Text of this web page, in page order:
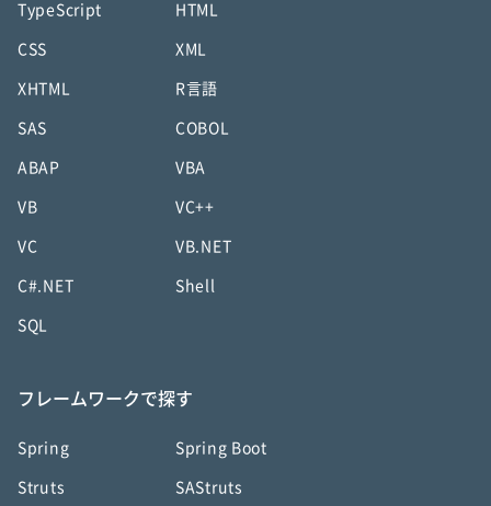
TypeScript HTML
CSS XML
XHTML R言語
SAS COBOL
ABAP VBA
VB VC++
VC VB.NET
C#.NET Shell
SQL
フレームワークで探す
Spring Spring Boot
Struts SAStruts